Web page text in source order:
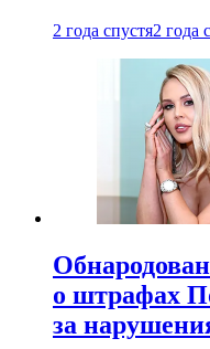
2 года спустя2 года
о штрафах
за